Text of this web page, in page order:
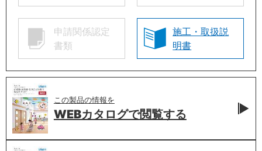
申請関係認定
書類
施工・取扱説
明書
この製品の情報を
WEBカタログで閲覧する